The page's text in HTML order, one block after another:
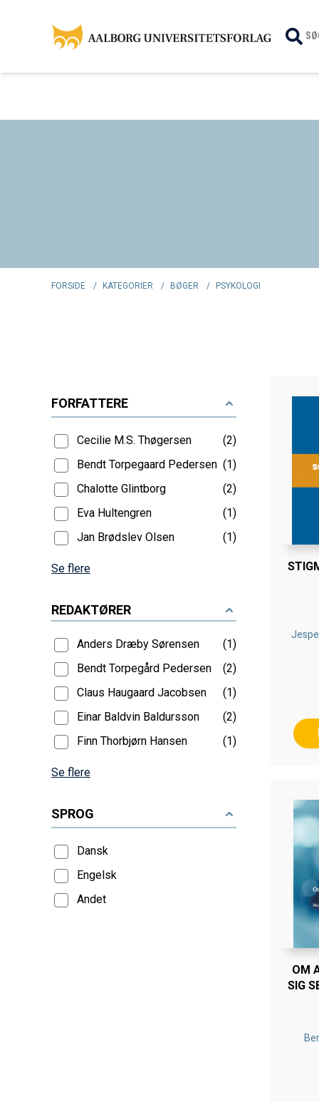
FORSIDE / KATEGORIER / BØGER / PSYKOLOGI
FORFATTERE
Cecilie M.s. Thøgersen
(2)
Bendt Torpegaard Pedersen (1)
Chalotte Glintborg
(2)
Eva Hultengren
(1)
Jan Brødslev Olsen
(1)
Se flere
REDAKTØRER
Anders Dræby Sørensen
(1)
Bendt Torpegård Pedersen
(2)
Claus Haugaard Jacobsen
(1)
Einar Baldvin Baldursson
(2)
Finn Thorbjørn Hansen
(1)
Se flere
SPROG
Dansk
Engelsk
Andet
OM
SIG